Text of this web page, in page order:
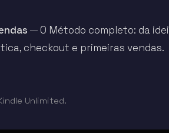
— O Método completo: da
checkout e primeiras vendas.
Unlimited.